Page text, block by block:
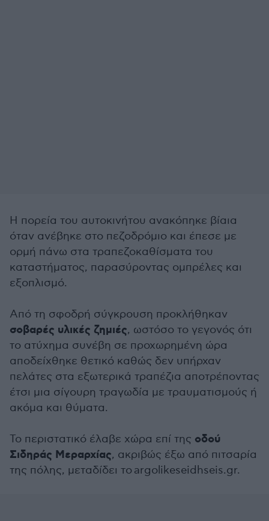
Η πορεία του αυτοκινήτου ανακόπηκε βίαια
όταν ανέβηκε στο πεζοδρόμιο και έπεσε με
ορμή πάνω στα τραπεζοκαθίσματα του
καταστήματος, παρασύροντας ομπρέλες και
εξοπλισμό.
Από τη σφοδρή σύγκρουση προκλήθηκαν
σοβαρές υλικές ζημιές, ωστόσο το γεγονός ότι
το ατύχημα συνέβη σε προχωρημένη ώρα
αποδείχθηκε θετικό καθώς δεν υπήρχαν
πελάτες στα εξωτερικά τραπέζια αποτρέποντας
έτσι μια σίγουρη τραγωδία με τραυματισμούς ή
ακόμα και θύματα.
Το περιστατικό έλαβε χώρα επί της οδού
Σιδηράς Μεραρχίας, ακριβώς έξω από πιτσαρία
της πόλης, μεταδίδει το argolikeseidhseis.gr.